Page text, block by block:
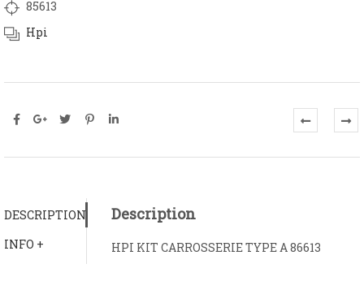
85613
Hpi
DESCRIPTION
INFO +
Description
HPI KIT CARROSSERIE TYPE A 86613